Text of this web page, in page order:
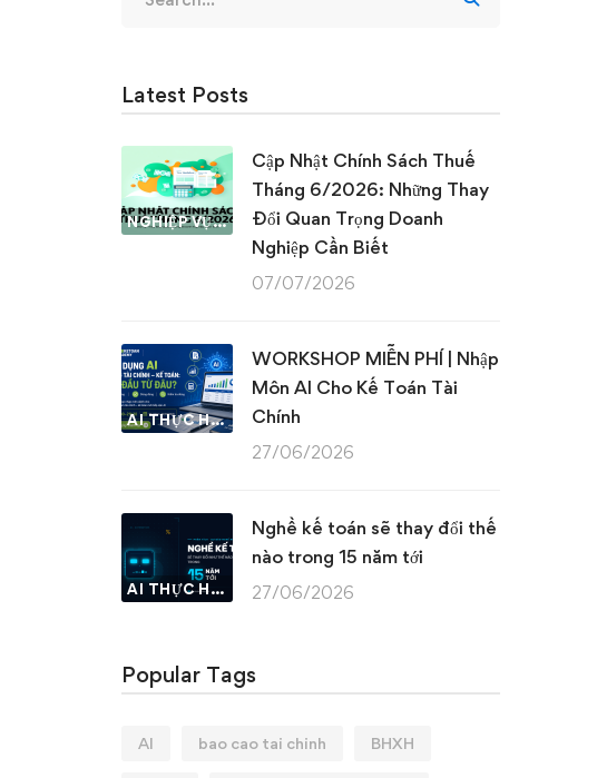
for:
Latest Posts
NGHIỆP VỤ KẾ TOÁN & THUẾ
Cập Nhật Chính Sách Thuế
Tháng 6/2026: Những Thay
Đổi Quan Trọng Doanh
Nghiệp Cần Biết
07/07/2026
AI THỰC HÀNH
WORKSHOP MIỄN PHÍ | Nhập
Môn AI Cho Kế Toán Tài
Chính
27/06/2026
AI THỰC HÀNH
Nghề kế toán sẽ thay đổi thế
nào trong 15 năm tới
27/06/2026
Popular Tags
AI bao cao tai chinh BHXH